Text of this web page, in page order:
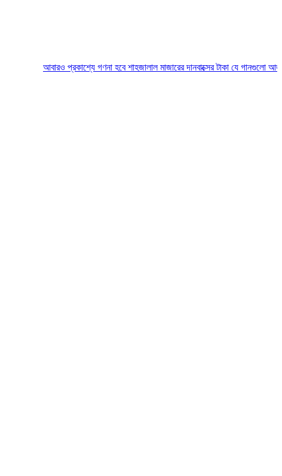
আবারও প্রকাশ্যে গণনা হবে শাহজালাল মাজারের দানবাক্সের টাকাযে গানগুলো আজও ফিরিয়ে